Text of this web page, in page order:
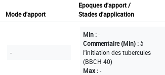
Mode d'apport
Epoques d'apport /
Stades d'application
-
Min :-
Commentaire (Min) :à
l'initiation des tubercules
(BBCH 40)
Max :-